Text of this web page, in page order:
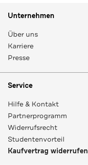
Unternehmen
Über uns
Karriere
Presse
Service
Hilfe & Kontakt
Partnerprogramm
Widerrufsrecht
Studentenvorteil
Kaufvertrag widerrufen